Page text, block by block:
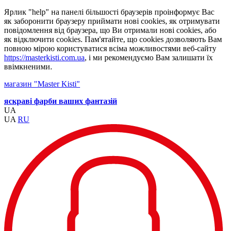
Ярлик "help" на панелі більшості браузерів проінформує Вас
як заборонити браузеру приймати нові cookies, як отримувати
повідомлення від браузера, що Ви отримали нові cookies, або
як відключити cookies. Пам'ятайте, що cookies дозволяють Вам
повною мірою користуватися всіма можливостями веб-сайту
https://masterkisti.com.ua, і ми рекомендуємо Вам залишати їх
ввімкненими.
магазин "Master Kisti"
яскраві фарби ваших фантазій
UA
UA RU